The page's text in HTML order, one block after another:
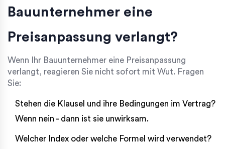
Bauunternehmer eine
Preisanpassung verlangt?
Wenn Ihr Bauunternehmer eine Preisanpassung
verlangt, reagieren Sie nicht sofort mit Wut. Fragen
Sie:
Stehen die Klausel und ihre Bedingungen im Vertrag?
Wenn nein - dann ist sie unwirksam.
Welcher Index oder welche Formel wird verwendet?